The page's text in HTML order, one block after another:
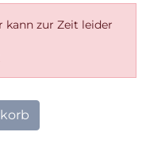
kann zur Zeit leider